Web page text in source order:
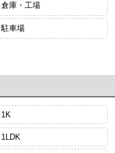
倉庫・工場
駐車場
1K
1LDK